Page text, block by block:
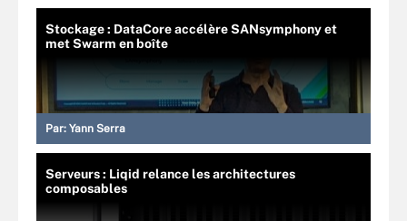
Stockage : DataCore accélère SANsymphony et
met Swarm en boîte
Par: Yann Serra
Serveurs : Liqid relance les architectures
composables